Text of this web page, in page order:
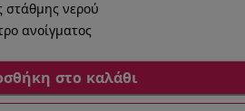
στάθμης νερού
ανοίγματος
στο καλάθι